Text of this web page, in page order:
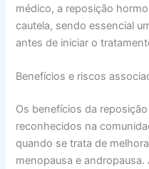
médico, a reposição
cautela, sendo essencial
antes de iniciar o
Benefícios e riscos
Os benefícios da
reconhecidos na
quando se trata de
menopausa e